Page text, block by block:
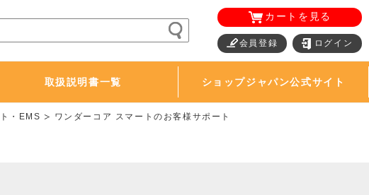
カートを見る
会員登録 ログイン
取扱説明書一覧 ショップジャパン公式サイト
・EMS
ワンダーコア スマートのお客様サポート